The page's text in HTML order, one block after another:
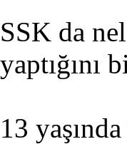
SSK da
yaptığını
13